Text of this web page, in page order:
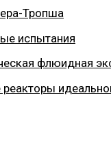
Тропша
испытания
флюидная